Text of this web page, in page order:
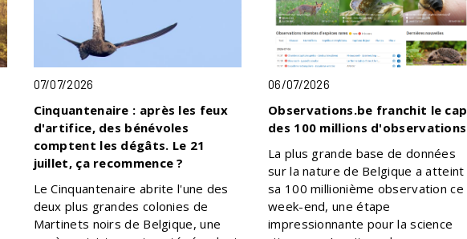
07/07/2026
Cinquantenaire : après les feux
d'artifice, des bénévoles
comptent les dégâts. Le 21
juillet, ça recommence ?
Le Cinquantenaire abrite l'une des
deux plus grandes colonies de
Martinets noirs de Belgique, une
06/07/2026
Observations.be franchit le cap
des 100 millions d'observations
La plus grande base de données
sur la nature de Belgique a atteint
sa 100 millionième observation ce
week-end, une étape
impressionnante pour la science